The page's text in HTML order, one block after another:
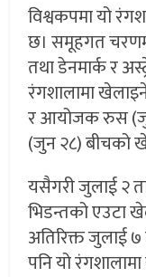
विश्वकपमा यो
छ। समूहगत
तथा डेनमार्क र
रंगशालामा
र आयोजक रुस
(जुन २८) बीचको
यसैगरी जुलाई २
भिडन्तको एउटा
अतिरिक्त जुलाई
पनि यो